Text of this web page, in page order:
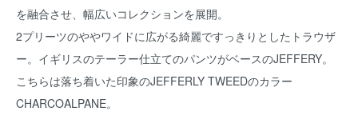
を融合させ、幅広いコレクションを展開。
2プリーツのややワイドに広がる綺麗ですっきりとしたトラウザ
ー。イギリスのテーラー仕立てのパンツがベースのJEFFERY。
こちらは落ち着いた印象のJEFFERLY TWEEDのカラー
CHARCOALPANE。